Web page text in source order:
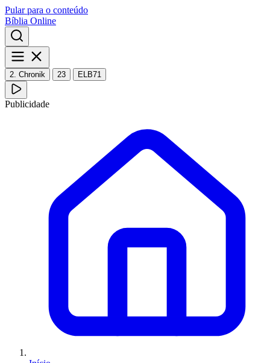
Pular para o conteúdo
Bíblia Online
2. Chronik 23 ELB71
Publicidade